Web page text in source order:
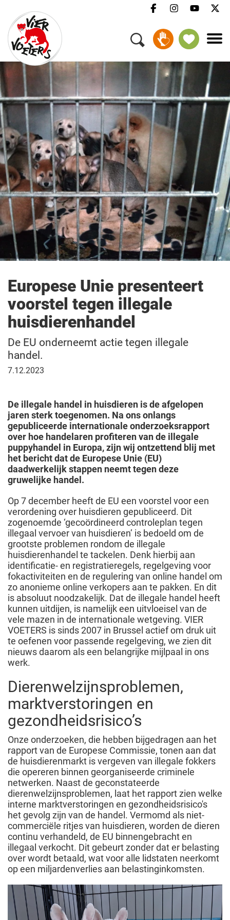
Europese Unie presenteert
voorstel tegen illegale
huisdierenhandel
De EU onderneemt actie tegen illegale
handel.
7
7.12.2023
De illegale handel in huisdieren is de afgelopen
jaren sterk toegenomen. Na ons onlangs
gepubliceerde internationale onderzoeksrapport
over hoe handelaren profiteren van de illegale
puppyhandel in Europa, zijn wij ontzettend blij met
het bericht dat de Europese Unie (EU)
daadwerkelijk stappen neemt tegen deze
gruwelijke handel.
Op 7 december heeft de EU een voorstel voor een
verordening over huisdieren gepubliceerd. Dit
zogenoemde ‘gecoördineerd controleplan tegen
illegaal vervoer van huisdieren’ is bedoeld om de
grootste problemen rondom de illegale
huisdierenhandel te tackelen. Denk hierbij aan
identificatie- en registratieregels, regelgeving voor
fokactiviteiten en de regulering van online handel om
zo anonieme online verkopers aan te pakken. En dit
is absoluut noodzakelijk. Dat de illegale handel heeft
kunnen uitdijen, is namelijk een uitvloeisel van de
vele mazen in de internationale wetgeving. VIER
VOETERS is sinds 2007 in Brussel actief om druk uit
te oefenen voor passende regelgeving, we zien dit
nieuws daarom als een belangrijke mijlpaal in ons
werk.
Dierenwelzijnsproblemen,
marktverstoringen en
gezondheidsrisico’s
Onze onderzoeken, die hebben bijgedragen aan het
rapport van de Europese Commissie, tonen aan dat
de huisdierenmarkt is vergeven van illegale fokkers
die opereren binnen georganiseerde criminele
netwerken. Naast de geconstateerde
dierenwelzijnsproblemen, laat het rapport zien welke
interne marktverstoringen en gezondheidsrisico's
het gevolg zijn van de handel. Vermomd als niet-
commerciële ritjes van huisdieren, worden de dieren
continu verhandeld, de EU binnengebracht en
illegaal verkocht. Dit gebeurt zonder dat er belasting
over wordt betaald, wat voor alle lidstaten neerkomt
op een miljardenverlies aan belastinginkomsten.
Campagnes & thema's
Onze verhalen
Help mee
Over ons
Vacatures
Pers
FAQ
Nieuwsbrief
Contact
Doneer
Adopteren